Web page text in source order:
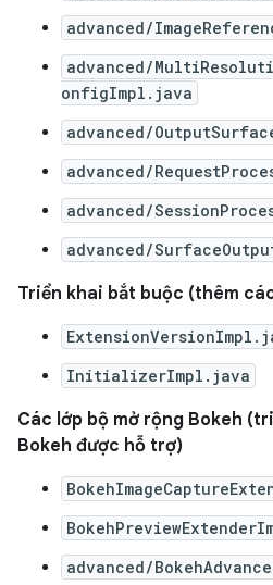
advanced/
advanced/
onfigImpl.java
advanced/
advanced/
advanced/
advanced/
Triển khai bắt buộc (thêm
InitializerImpl.java
Các lớp bộ mở rộng Bokeh
Bokeh được hỗ trợ)
advanced/